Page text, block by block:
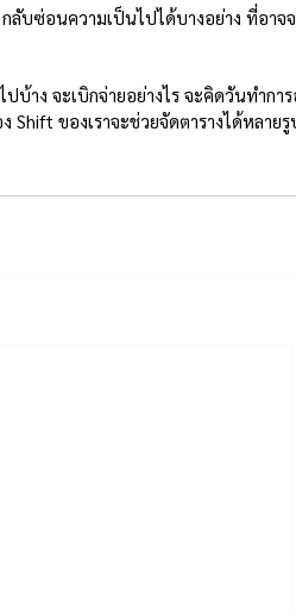
ลับซ่อนความเป็นไปได้บางอย่าง ที่อาจ
าง จะเบิกจ่ายอย่างไร จะคิดวันทำกา
ของเราจะช่วยจัดตารางได้หลาย